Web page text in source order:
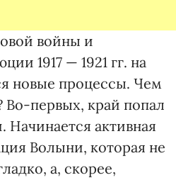
войны и
1917 — 1921 гг. на
новые процессы. Чем
первых, край попал
Начинается активная
Волыни, которая не
а, скорее,